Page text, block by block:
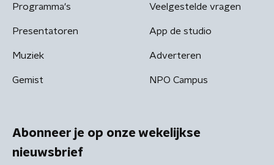
Programma's
Presentatoren
Muziek
Gemist
Veelgestelde vragen
App de studio
Adverteren
NPO Campus
Abonneer je op onze wekelijkse
nieuwsbrief